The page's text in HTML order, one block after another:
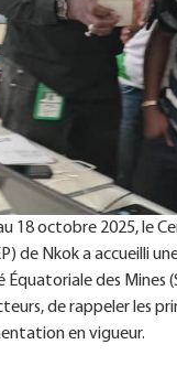
18 octobre 2025, le
de Nkok a accueilli
Équatoriale des Mines
de rappeler les
en vigueur.